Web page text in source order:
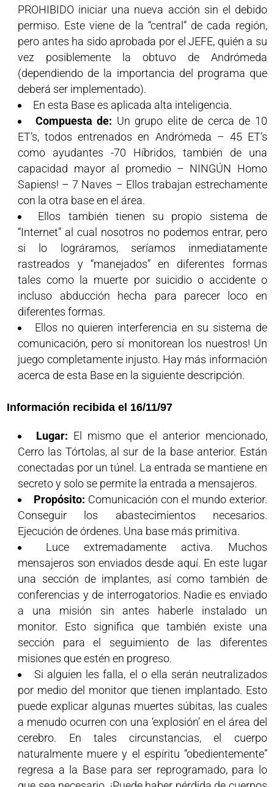
PROHIBIDO iniciar una nueva acción sin el debido
permiso. Este viene de la “central” de cada región,
pero antes ha sido aprobada por el JEFE, quién a su
vez posiblemente la obtuvo de Andrómeda
(dependiendo de la importancia del programa que
deberá ser implementado).
En esta Base es aplicada alta inteligencia.
Compuesta de: Un grupo elite de cerca de 10
ET’s, todos entrenados en Andrómeda – 45 ET’s
como ayudantes -70 Híbridos, también de una
capacidad mayor al promedio – NINGÚN Homo
Sapiens! – 7 Naves – Ellos trabajan estrechamente
con la otra base en el área.
Ellos también tienen su propio sistema de
“Internet” al cual nosotros no podemos entrar, pero
si lo lográramos, seríamos inmediatamente
rastreados y “manejados” en diferentes formas
tales como la muerte por suicidio o accidente o
incluso abducción hecha para parecer loco en
diferentes formas.
Ellos no quieren interferencia en su sistema de
comunicación, pero sí monitorean los nuestros! Un
juego completamente injusto. Hay más información
acerca de esta Base en la siguiente descripción.
Información recibida el 16/11/97
Lugar: El mismo que el anterior mencionado,
Cerro las Tórtolas, al sur de la base anterior. Están
conectadas por un túnel. La entrada se mantiene en
secreto y solo se permite la entrada a mensajeros.
Propósito: Comunicación con el mundo exterior.
Conseguir los abastecimientos necesarios.
Ejecución de órdenes. Una base más primitiva.
Luce extremadamente activa. Muchos
mensajeros son enviados desde aquí. En este lugar
una sección de implantes, así como también de
conferencias y de interrogatorios. Nadie es enviado
a una misión sin antes haberle instalado un
monitor. Esto significa que también existe una
sección para el seguimiento de las diferentes
misiones que estén en progreso.
Si alguien les falla, el o ella serán neutralizados
por medio del monitor que tienen implantado. Esto
puede explicar algunas muertes súbitas, las cuales
a menudo ocurren con una ‘explosión’ en el área del
cerebro. En tales circunstancias, el cuerpo
naturalmente muere y el espíritu “obedientemente”
regresa a la Base para ser reprogramado, para lo